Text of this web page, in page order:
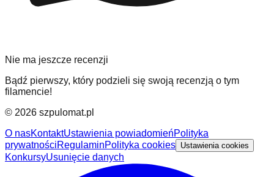
Nie ma jeszcze recenzji
Bądź pierwszy, który podzieli się swoją recenzją o tym
filamencie!
© 2026 szpulomat.pl
O nasKontaktUstawienia powiadomieńPolityka
prywatnościRegulaminPolityka cookies Ustawienia cookies
KonkursyUsunięcie danych